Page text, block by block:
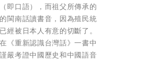
（即口語），而祖父所傳承的
閩南話讀書音，因為殖民統
經被日本人有意的切斷了。
《重新認識台灣話》一書中
嚴考證中國歷史和中國語音